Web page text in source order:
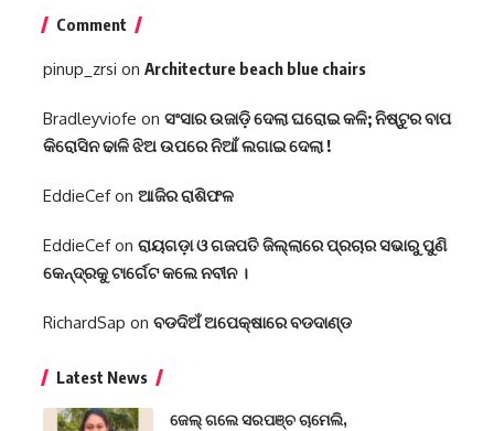
Comment
pinup_zrsi on Architecture beach blue chairs
Bradleyviofe on ସଂସାର ଉଜାଡ଼ି ଦେଲା ଘରୋଇ କଳି; ନିଷ୍ଟୁର ବାପ
କିରୋସିନ ଢାଳି ଝିଅ ଉପରେ ନିଆଁ ଲଗାଇ ଦେଲା !
EddieCefon ଆଜିର ରାଶିଫଳ
EddieCefon ରାୟଗଡ଼ା ଓ ଗଜପତି ଜିଲ୍ଲାରେ ପ୍ରଚାର ସଭାରୁ ପୁଣି
କେନ୍ଦ୍ରକୁ ଟାର୍ଗେଟ କଲେ ନବୀନ ।
RichardSap on ବଡଦିଅଁ ଅପେକ୍ଷାରେ ବଡଦାଣ୍ଡ
Latest News
ଜେଲ୍ ଗଲେ ସରପଞ୍ଚ ଚାମେଲି,